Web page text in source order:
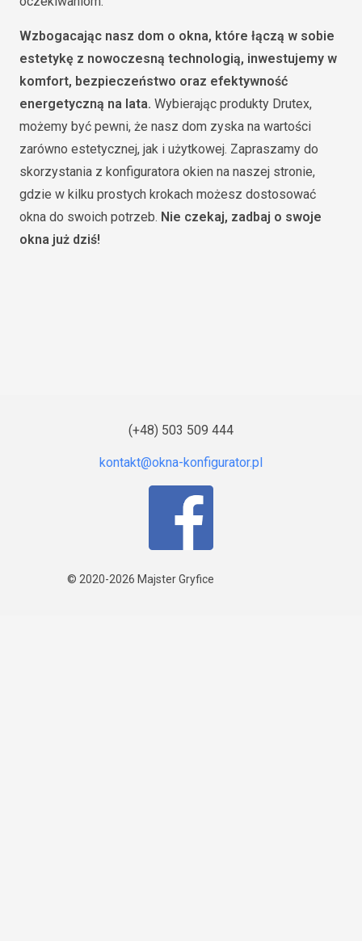
Wzbogacając nasz dom o okna, które łączą w sobie
estetykę z nowoczesną technologią, inwestujemy w
komfort, bezpieczeństwo oraz efektywność
energetyczną na lata. Wybierając produkty Drutex,
możemy być pewni, że nasz dom zyska na wartości
zarówno estetycznej, jak i użytkowej. Zapraszamy do
skorzystania z konfiguratora okien na naszej stronie,
gdzie w kilku prostych krokach możesz dostosować
okna do swoich potrzeb. Nie czekaj, zadbaj o swoje
okna już dziś!
(+48) 503 509 444
© 2020-2026 Majster Gryfice